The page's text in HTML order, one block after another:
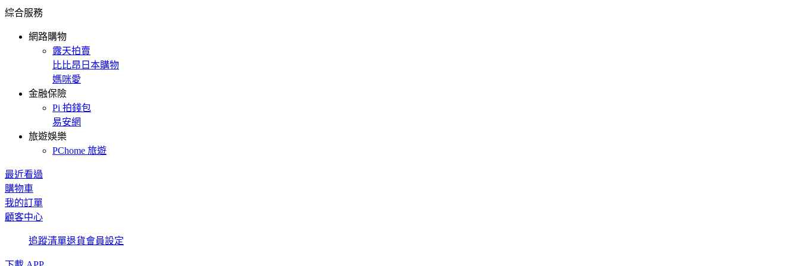
綜合服務
網路購物
露天拍賣
比比昂日本購物
媽咪愛
金融保險
Pi 拍錢包
易安網
旅遊娛樂
PChome 旅遊
最近看過
購物車
我的訂單
顧客中心
追蹤清單退貨會員設定